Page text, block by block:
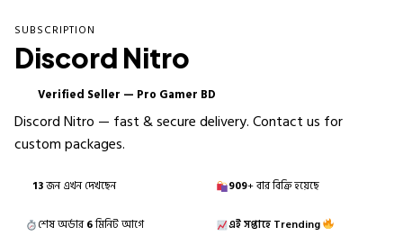
SUBSCRIPTION
Discord Nitro
Verified Seller — Pro Gamer BD
Discord Nitro — fast & secure delivery. Contact us for
custom packages.
13জন এখন দেখছেন 909+ বার বিক্রি হয়েছে
শেষ অর্ডার6মিনিট আগে এই সপ্তাহে Trending